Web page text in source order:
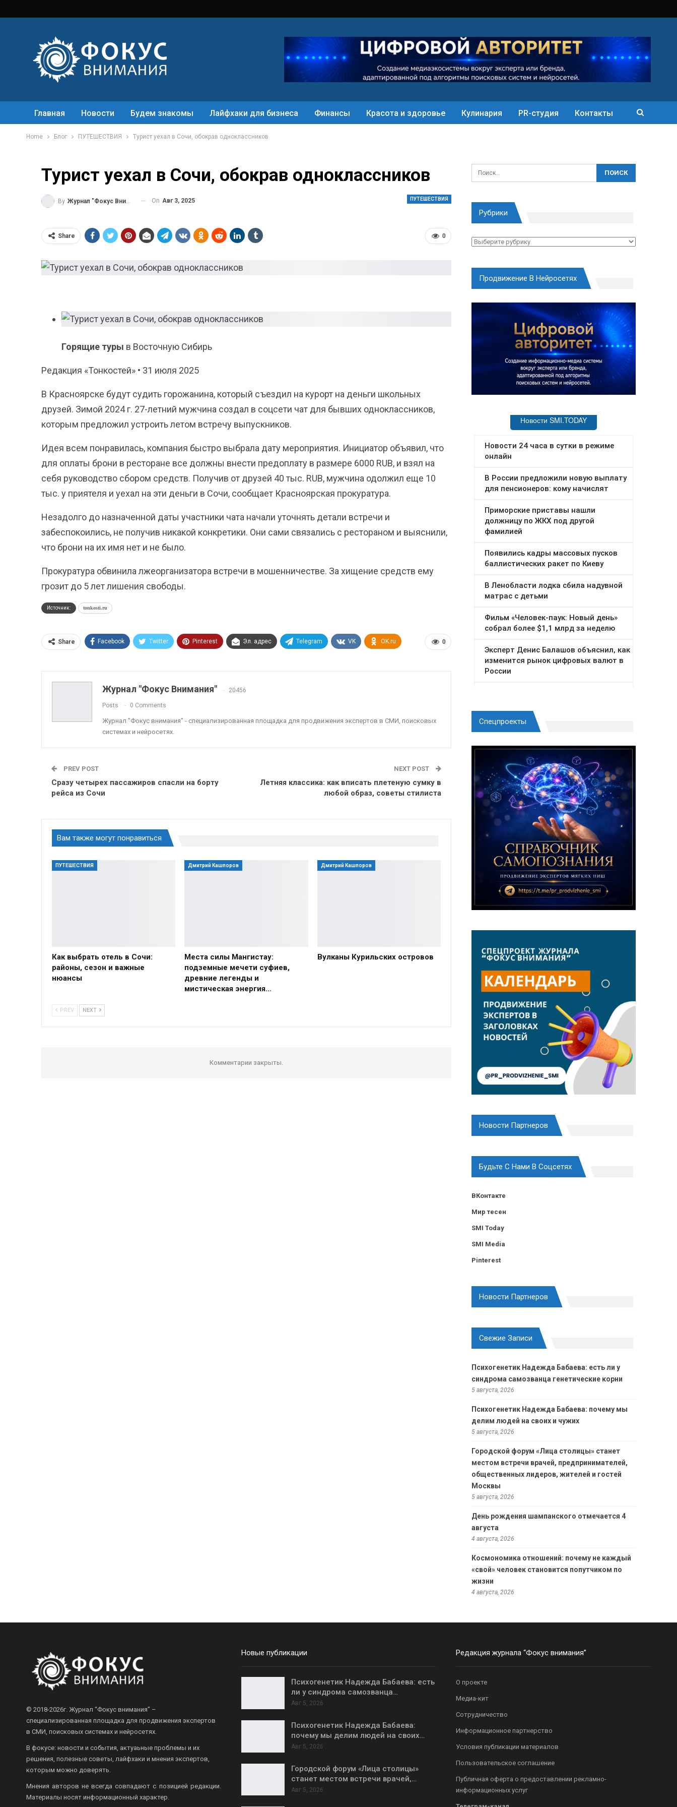
Главная Новости Будем знакомы Лайфхаки для бизнеса Финансы Красота и здоровье Кулинария PR-студия Контакты
Home Блог ПУТЕШЕСТВИЯ Турист уехал в Сочи, обокрав одноклассников
Турист уехал в Сочи, обокрав одноклассников
ПУТЕШЕСТВИЯ
By Журнал "Фокус Внимания" On Авг 3, 2025
0
Share
Горящие туры в Восточную Сибирь
Редакция «Тонкостей» • 31 июля 2025
В Красноярске будут судить горожанина, который съездил на курорт на деньги школьных
друзей. Зимой 2024 г. 27-летний мужчина создал в соцсети чат для бывших одноклассников,
которым предложил устроить летом встречу выпускников.
Идея всем понравилась, компания быстро выбрала дату мероприятия. Инициатор объявил, что
для оплаты брони в ресторане все должны внести предоплату в размере 6000 RUB, и взял на
себя руководство сбором средств. Получив от друзей 40 тыс. RUB, мужчина одолжил еще 10
тыс. у приятеля и уехал на эти деньги в Сочи, сообщает Красноярская прокуратура.
Незадолго до назначенной даты участники чата начали уточнять детали встречи и
забеспокоились, не получив никакой конкретики. Они сами связались с рестораном и выяснили,
что брони на их имя нет и не было.
Прокуратура обвинила лжеорганизатора встречи в мошенничестве. За хищение средств ему
грозит до 5 лет лишения свободы.
Источник: tonkosti.ru
0
Share Facebook Twitter Pinterest Эл. адрес Telegram VK OK.ru
Журнал "Фокус Внимания" 20456
Posts 0 Comments
Журнал "Фокус внимания" - специализированная площадка для продвижения экспертов в СМИ, поисковых
системах и нейросетях.
PREV POST
Сразу четырех пассажиров спасли на борту
рейса из Сочи
NEXT POST
Летняя классика: как вписать плетеную сумку в
любой образ, советы стилиста
Вам также могут понравиться
ПУТЕШЕСТВИЯ
Как выбрать отель в Сочи:
районы, сезон и важные
нюансы
Дмитрий Кашпоров
Места силы Мангистау:
подземные мечети суфиев,
древние легенды и
мистическая энергия…
Дмитрий Кашпоров
Вулканы Курильских островов
PREV NEXT
Комментарии закрыты.
Рубрики
Рубрики
Продвижение В Нейросетях
Спецпроекты
Новости Партнеров
Будьте С Нами В Соцсетях
ВКонтакте
Мир тесен
SMI Today
SMI Media
Pinterest
Новости Партнеров
Свежие Записи
Психогенетик Надежда Бабаева: есть ли у
синдрома самозванца генетические корни
5 августа, 2026
Психогенетик Надежда Бабаева: почему мы
делим людей на своих и чужих
5 августа, 2026
Городской форум «Лица столицы» станет
местом встречи врачей, предпринимателей,
общественных лидеров, жителей и гостей
Москвы
5 августа, 2026
День рождения шампанского отмечается 4
августа
4 августа, 2026
Космономика отношений: почему не каждый
«свой» человек становится попутчиком по
жизни
4 августа, 2026
© 2018-2026г. Журнал “Фокус внимания” –
специализированная площадка для продвижения экспертов
в СМИ, поисковых системах и нейросетях.
В фокусе: новости и события, актуаьные проблемы и их
решения, полезные советы, лайфхаки и мнения экспертов,
которым можно доверять.
Мнения авторов не всегда совпадают с позицией редакции.
Материалы носят информационный характер.
Новые публикации
Психогенетик Надежда Бабаева: есть
ли у синдрома самозванца…
Авг 5, 2026
Психогенетик Надежда Бабаева:
почему мы делим людей на своих…
Авг 5, 2026
Городской форум «Лица столицы»
станет местом встречи врачей,…
Авг 5, 2026
Редакция журнала “Фокус внимания”
О проекте
Медиа-кит
Сотрудничество
Информационное партнерство
Условия публикации материалов
Пользовательское соглашение
Публичная оферта о предоставлении рекламно-
информационных услуг